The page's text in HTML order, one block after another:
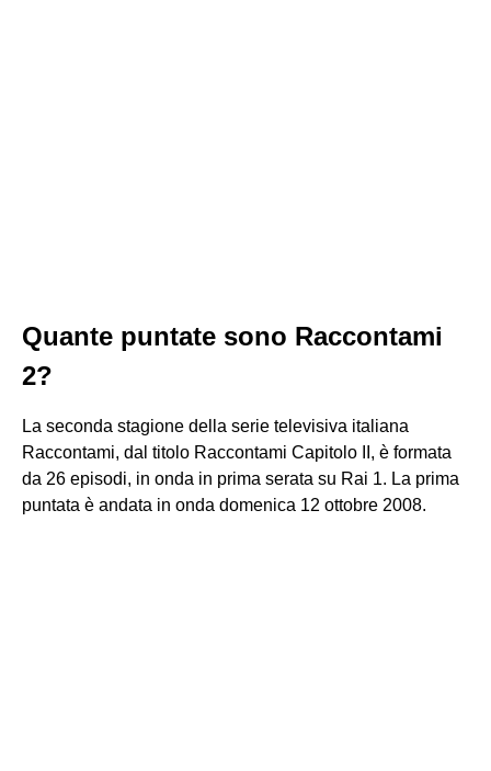
Quante puntate sono Raccontami
2?
La seconda stagione della serie televisiva italiana
Raccontami, dal titolo Raccontami Capitolo II, è formata
da 26 episodi, in onda in prima serata su Rai 1. La prima
puntata è andata in onda domenica 12 ottobre 2008.